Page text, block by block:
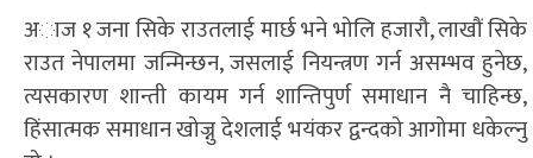
अाज १ जना सिके राउतलाई मार्छ भने भोलि हजारौ, लाखौं सिके
राउत नेपालमा जन्मिन्छन, जसलाई नियन्त्रण गर्न असम्भव हुनेछ,
त्यसकारण शान्ती कायम गर्न शान्तिपुर्ण समाधान नै चाहिन्छ,
हिंसात्मक समाधान खोज्नु देशलाई भयंकर द्वन्दको आगोमा धकेल्नु